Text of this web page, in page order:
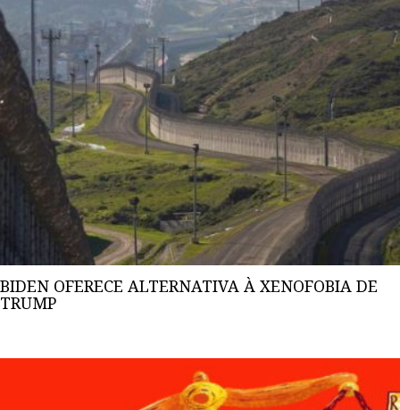
BIDEN OFERECE ALTERNATIVA À XENOFOBIA DE
TRUMP